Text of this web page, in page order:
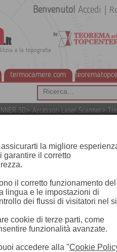
.it
e la topografia
termocamere.com
Benvenuto! Accedi
3D> Accessori Laser Scanner>
la migliore
garantire il corretto
il corretto funzionamento del
lingua e le impostazioni di
dei flussi di visitatori nel
cookie di terze parti, come
funzionalità avanzate.
accedere alla "Cookie